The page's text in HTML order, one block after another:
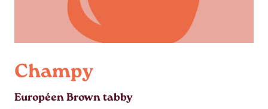
Champy
Européen Brown tabby